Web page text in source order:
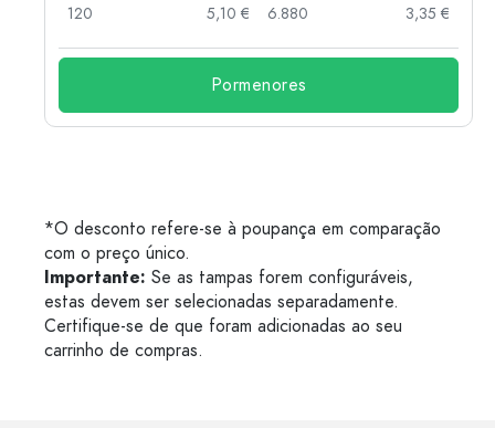
120
5,10 €
6.880
3,35 €
Pormenores
*O desconto refere-se à poupança em comparação
com o preço único.
Importante: Se as tampas forem configuráveis,
estas devem ser selecionadas separadamente.
Certifique-se de que foram adicionadas ao seu
carrinho de compras.